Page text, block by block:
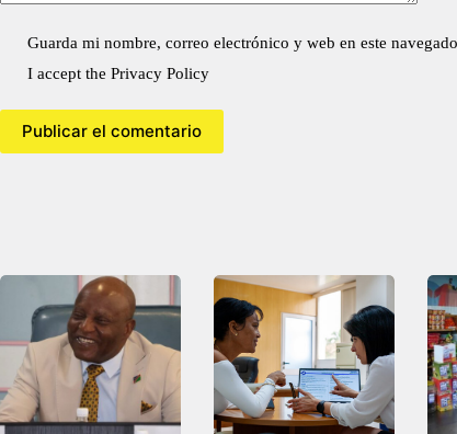
Guarda mi nombre, correo electrónico y web en este
I accept thePrivacy Policy
Publicar el comentario